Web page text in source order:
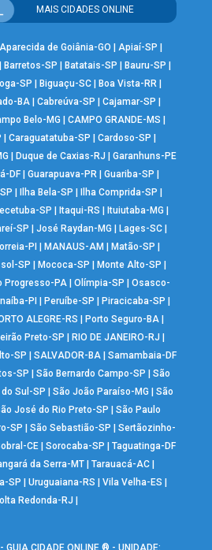
MAIS CIDADES ONLINE
Aparecida de Goiânia-GO Apiaí-SP
Barretos-SP Batatais-SP Bauru-SP
SP Biguaçu-SC Boa Vista-RR
BA| Cabreúva-SP Cajamar-SP
Belo-MG |CAMPO GRANDE-MS
Caraguatatuba-SP Cardoso-SP
Duque de Caxias-RJ
Garanhuns-PE
DF| Guarapuava-PR| Guariba-SP
Ilha Bela-SP Ilha Comprida-SP
SP Itaqui-RS Ituiutaba-MG
SP José Raydan-MG Lages-SC|
PI MANAUS-AM Matão-SP
SP Mococa-SP Monte Alto-SP
Progresso-PA |Olímpia-SP |Osasco-
PI Peruíbe-SP Piracicaba-SP
ALEGRE-RS Porto Seguro-BA
Preto-SP RIO DE JANEIRO-RJ
SP SALVADOR-BA| Samambaia-DF
SP |São Bernardo Campo-SP |São
Sul-SP |São João Paraíso-MG |São
José do Rio Preto-SP |São Paulo
SP |São Sebastião-SP |Sertãozinho-
CE |Sorocaba-SP |Taguatinga-DF
da Serra-MT| Tarauacá-AC|
SP |Uruguaiana-RS |Vila Velha-ES
Redonda-RJ